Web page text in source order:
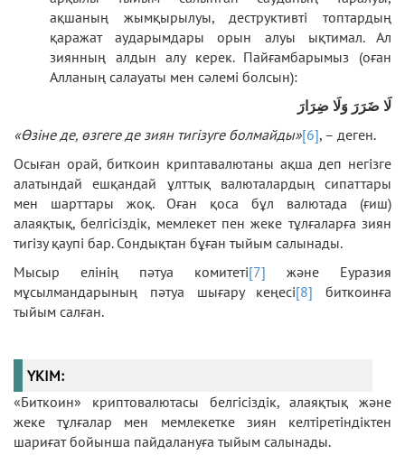
ақшаның жымқырылуы, деструктивті топтардың
қаражат аударымдары орын алуы ықтимал. Ал
зиянның алдын алу керек. Пайғамбарымыз (оған
Алланың салауаты мен сәлемі болсын):
لَا ضَرَرَ وَلَا ضِرَارَ
«Өзіне де, өзгеге де зиян тигізуге болмайды»[6], – деген.
Осыған орай, биткоин криптавалютаны ақша деп негізге
алатындай ешқандай ұлттық валюталардың сипаттары
мен шарттары жоқ. Оған қоса бұл валютада (ғиш)
алаяқтық, белгісіздік, мемлекет пен жеке тұлғаларға зиян
тигізу қаупі бар. Сондықтан бұған тыйым салынады.
Мысыр елінің пәтуа комитеті[7] және Еуразия
мұсылмандарының пәтуа шығару кеңесі[8] биткоинға
тыйым салған.
ҮКІМ:
«Биткоин» криптовалютасы белгісіздік, алаяқтық және
жеке тұлғалар мен мемлекетке зиян келтіретіндіктен
шариғат бойынша пайдалануға тыйым салынады.